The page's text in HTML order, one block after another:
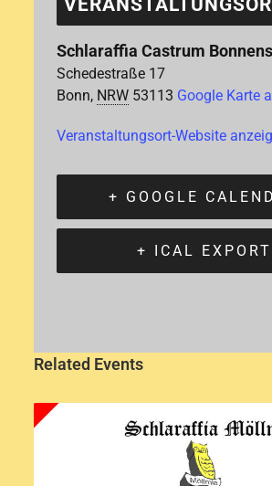
Schlaraffia Castrum
Schedestraße 17
Bonn, NRW 53113 Google Karte
Veranstaltungsort-Website
+ GOOGLE
+ ICAL EXPORT
Related Events